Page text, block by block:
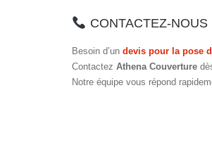
CONTACTEZ-NOUS
Besoin d’un devis pour la pose
Contactez Athena Couverture
Notre équipe vous répond